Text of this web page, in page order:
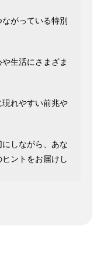
がっている特別
生活にさまざま
れやすい前兆や
しながら、あな
ントをお届けし